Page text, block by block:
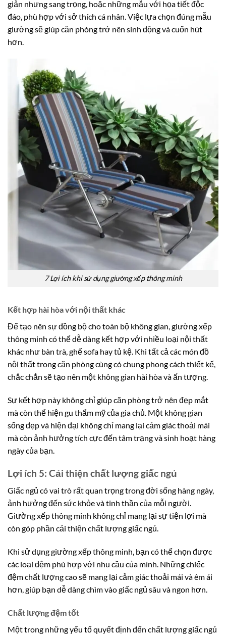
giản nhưng sang trọng, hoặc những mẫu với họa tiết độc
đáo, phù hợp với sở thích cá nhân. Việc lựa chọn đúng mẫu
giường sẽ giúp căn phòng trở nên sinh động và cuốn hút
hơn.
7 Lợi ích khi sử dụng giường xếp thông minh
Kết hợp hài hòa với nội thất khác
Để tạo nên sự đồng bộ cho toàn bộ không gian, giường xếp
thông minh có thể dễ dàng kết hợp với nhiều loại nội thất
khác như bàn trà, ghế sofa hay tủ kệ. Khi tất cả các món đồ
nội thất trong căn phòng cùng có chung phong cách thiết kế,
chắc chắn sẽ tạo nên một không gian hài hòa và ấn tượng.
Sự kết hợp này không chỉ giúp căn phòng trở nên đẹp mắt
mà còn thể hiện gu thẩm mỹ của gia chủ. Một không gian
sống đẹp và hiện đại không chỉ mang lại cảm giác thoải mái
mà còn ảnh hưởng tích cực đến tâm trạng và sinh hoạt hàng
ngày của bạn.
Lợi ích 5: Cải thiện chất lượng giấc ngủ
Giấc ngủ có vai trò rất quan trọng trong đời sống hàng ngày,
ảnh hưởng đến sức khỏe và tinh thần của mỗi người.
Giường xếp thông minh không chỉ mang lại sự tiện lợi mà
còn góp phần cải thiện chất lượng giấc ngủ.
Khi sử dụng giường xếp thông minh, bạn có thể chọn được
các loại đệm phù hợp với nhu cầu của mình. Những chiếc
đệm chất lượng cao sẽ mang lại cảm giác thoải mái và êm ái
hơn, giúp bạn dễ dàng chìm vào giấc ngủ sâu và ngon hơn.
Chất lượng đệm tốt
Một trong những yếu tố quyết định đến chất lượng giấc ngủ